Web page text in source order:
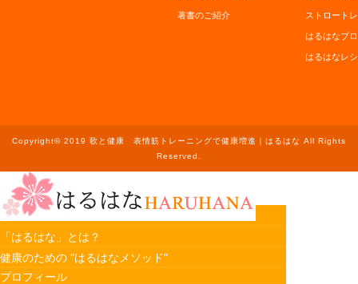
著書のご紹介
ストロート
はるはなブ
はるはなレ
Copyright© 2019 歌と健康 表情筋トレーニングで健康増進｜はるはな All Rights
Reserved.
ホーム
「はるはな」とは？
健康のための “はるはなメソッド”
プロフィール